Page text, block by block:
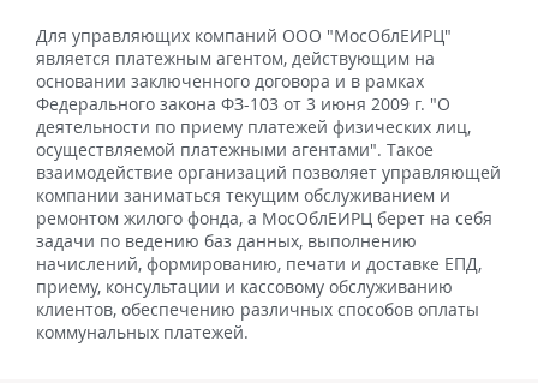
Для управляющих компаний ООО "МосОблЕИРЦ"
является платежным агентом, действующим на
основании заключенного договора и в рамках
Федерального закона ФЗ-103 от 3 июня 2009 г. "О
деятельности по приему платежей физических лиц,
осуществляемой платежными агентами". Такое
взаимодействие организаций позволяет управляющей
компании заниматься текущим обслуживанием и
ремонтом жилого фонда, а МосОблЕИРЦ берет на себя
задачи по ведению баз данных, выполнению
начислений, формированию, печати и доставке ЕПД,
приему, консультации и кассовому обслуживанию
клиентов, обеспечению различных способов оплаты
коммунальных платежей.